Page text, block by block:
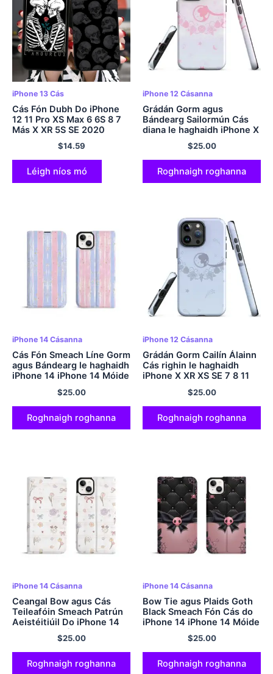
iPhone 13 Cás
Cás Fón Dubh Do iPhone
12 11 Pro XS Max 6 6S 8 7
Más X XR 5S SE 2020
12Mini Reaper Grim Skull
creatlach Clúdach Bog
Silicone
$14.59
Léigh níos mó
iPhone 12 Cásanna
Grádán Gorm agus
Bándearg Sailormún Cás
diana le haghaidh iPhone X
XR XS SE 7 8 11 12 13 14 15
Pro Mini Plus Pro Max
$25.00
Roghnaigh roghanna
iPhone 14 Cásanna
Cás Fón Smeach Líne Gorm
agus Bándearg le haghaidh
iPhone 14 iPhone 14 Móide
$25.00
Roghnaigh roghanna
iPhone 12 Cásanna
Grádán Gorm Cailín Álainn
Cás righin le haghaidh
iPhone X XR XS SE 7 8 11
12 13 14 15 Pro Mini Plus
$25.00
Roghnaigh roghanna
iPhone 14 Cásanna
Ceangal Bow agus Cás
Teileafóin Smeach Patrún
Aeistéitiúil Do iPhone 14
iPhone 14 Móide
$25.00
Roghnaigh roghanna
iPhone 14 Cásanna
Bow Tie agus Plaids Goth
Black Smeach Fón Cás do
iPhone 14 iPhone 14 Móide
$25.00
Roghnaigh roghanna